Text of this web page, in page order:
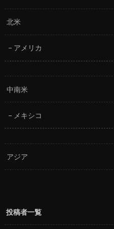
北米
アメリカ
中南米
メキシコ
アジア
投稿者一覧